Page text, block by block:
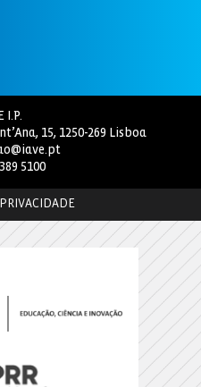
I.P.
15, 1250-269 Lisboa
5100